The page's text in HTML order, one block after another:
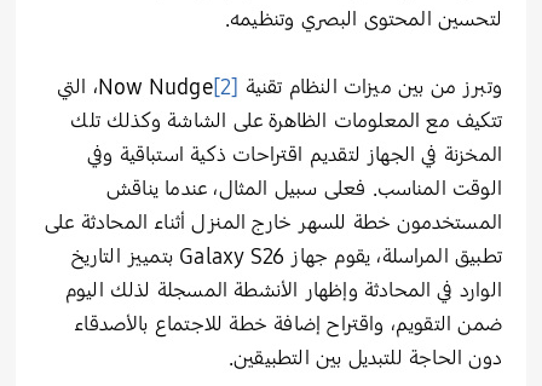
لتحسين المحتوى البصري وتنظيمه.
وتبرز من بين ميزات النظام تقنية Now Nudge[2] ، التي
تتكيف مع المعلومات الظاهرة على الشاشة وكذلك تلك
المخزنة في الجهاز لتقديم اقتراحات ذكية استباقية وفي
الوقت المناسب. فعلى سبيل المثال، عندما يناقش
المستخدمون خطة للسهر خارج المنزل أثناء المحادثة على
تطبيق المراسلة، يقوم جهاز Galaxy S26 بتمييز التاريخ
الوارد في المحادثة وإظهار الأنشطة المسجلة لذلك اليوم
ضمن التقويم، واقتراح إضافة خطة للاجتماع بالأصدقاء
دون الحاجة للتبديل بين التطبيقين.